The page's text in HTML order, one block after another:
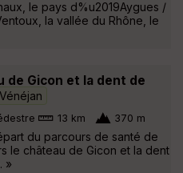
le pays d%u2019Aygues /
la vallée du Rhône, le
de Gicon et la dent de
Vénéjan
13 km 370 m
du parcours de santé de
le château de Gicon et la dent
»